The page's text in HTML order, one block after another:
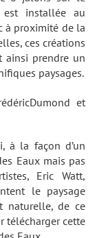
est installée au
à proximité de la
ces créations
ainsi prendre un
paysages.
et
à la façon d’un
Eaux mais pas
Eric Watt,
le paysage
naturelle, de ce
télécharger cette